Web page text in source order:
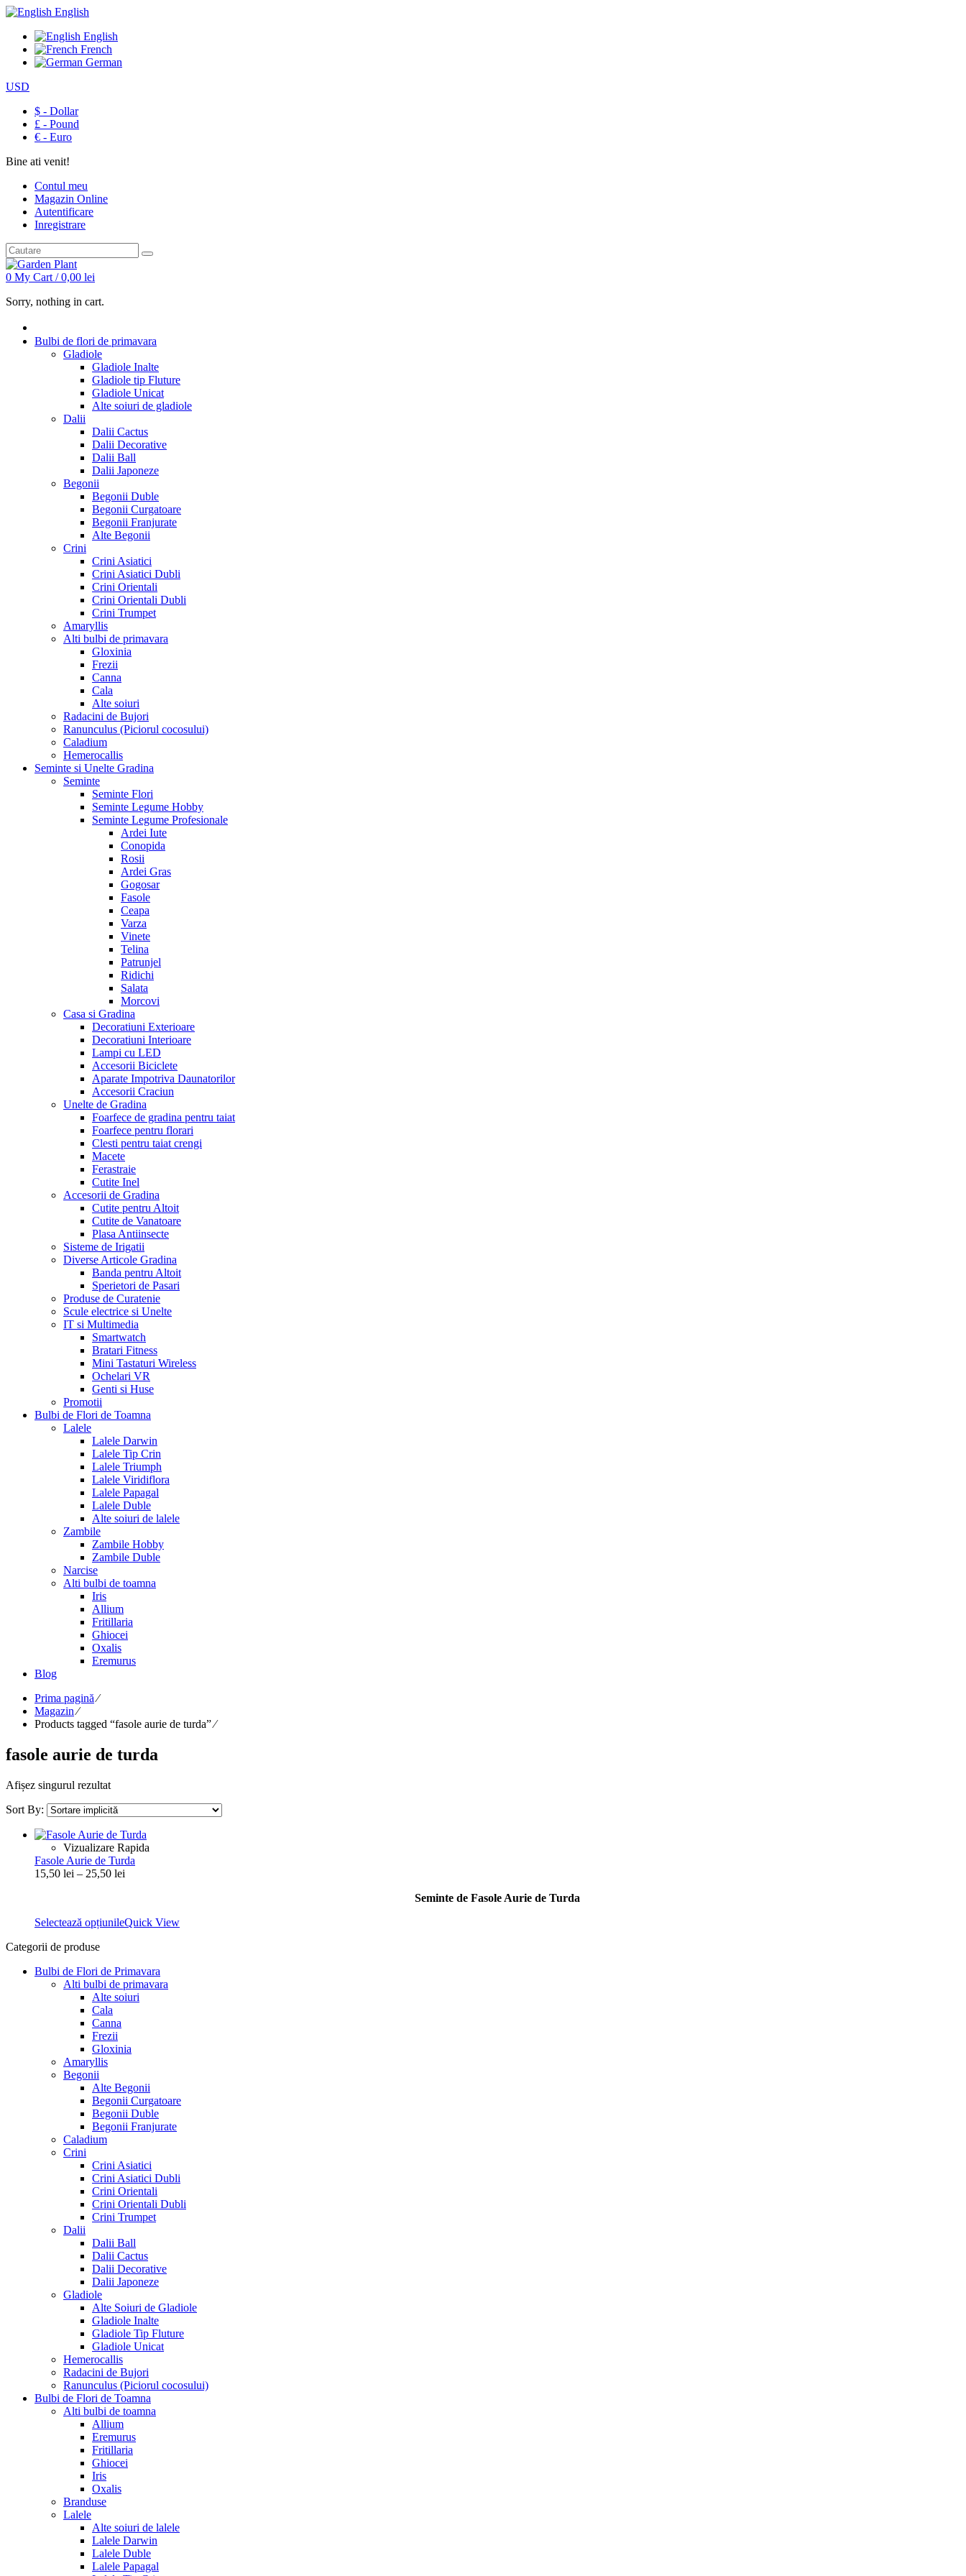
English
English
French
German
USD
$ - Dollar
£ - Pound
€ - Euro
Bine ati venit!
Contul meu
Magazin Online
Autentificare
Inregistrare
0 My Cart /0,00 lei
Sorry, nothing in cart.
Bulbi de flori de primavara
Gladiole
Gladiole Inalte
Gladiole tip Fluture
Gladiole Unicat
Alte soiuri de gladiole
Dalii
Dalii Cactus
Dalii Decorative
Dalii Ball
Dalii Japoneze
Begonii
Begonii Duble
Begonii Curgatoare
Begonii Franjurate
Alte Begonii
Crini
Crini Asiatici
Crini Asiatici Dubli
Crini Orientali
Crini Orientali Dubli
Crini Trumpet
Amaryllis
Alti bulbi de primavara
Gloxinia
Frezii
Canna
Cala
Alte soiuri
Radacini de Bujori
Ranunculus (Piciorul cocosului)
Caladium
Hemerocallis
Seminte si Unelte Gradina
Seminte
Seminte Flori
Seminte Legume Hobby
Seminte Legume Profesionale
Ardei Iute
Conopida
Rosii
Ardei Gras
Gogosar
Fasole
Ceapa
Varza
Vinete
Telina
Patrunjel
Ridichi
Salata
Morcovi
Casa si Gradina
Decoratiuni Exterioare
Decoratiuni Interioare
Lampi cu LED
Accesorii Biciclete
Aparate Impotriva Daunatorilor
Accesorii Craciun
Unelte de Gradina
Foarfece de gradina pentru taiat
Foarfece pentru florari
Clesti pentru taiat crengi
Macete
Ferastraie
Cutite Inel
Accesorii de Gradina
Cutite pentru Altoit
Cutite de Vanatoare
Plasa Antiinsecte
Sisteme de Irigatii
Diverse Articole Gradina
Banda pentru Altoit
Sperietori de Pasari
Produse de Curatenie
Scule electrice si Unelte
IT si Multimedia
Smartwatch
Bratari Fitness
Mini Tastaturi Wireless
Ochelari VR
Genti si Huse
Promotii
Bulbi de Flori de Toamna
Lalele
Lalele Darwin
Lalele Tip Crin
Lalele Triumph
Lalele Viridiflora
Lalele Papagal
Lalele Duble
Alte soiuri de lalele
Zambile
Zambile Hobby
Zambile Duble
Narcise
Alti bulbi de toamna
Iris
Allium
Fritillaria
Ghiocei
Oxalis
Eremurus
Blog
Prima pagină⁄
Magazin ⁄
Products tagged “fasole aurie de turda”⁄
fasole aurie de turda
Afișez singurul rezultat
Sort By:
Vizualizare Rapida
Fasole Aurie de Turda
15,50 lei – 25,50 lei
până
Seminte de Fasole Aurie de Turda
Selectează opțiunileQuick View
Categorii de produse
Bulbi de Flori de Primavara
Alti bulbi de primavara
Alte soiuri
Cala
Canna
Frezii
Gloxinia
Amaryllis
Begonii
Alte Begonii
Begonii Curgatoare
Begonii Duble
Begonii Franjurate
Caladium
Crini
Crini Asiatici
Crini Asiatici Dubli
Crini Orientali
Crini Orientali Dubli
Crini Trumpet
Dalii
Dalii Ball
Dalii Cactus
Dalii Decorative
Dalii Japoneze
Gladiole
Alte Soiuri de Gladiole
Gladiole Inalte
Gladiole Tip Fluture
Gladiole Unicat
Hemerocallis
Radacini de Bujori
Ranunculus (Piciorul cocosului)
Bulbi de Flori de Toamna
Alti bulbi de toamna
Allium
Eremurus
Fritillaria
Ghiocei
Iris
Oxalis
Branduse
Lalele
Alte soiuri de lalele
Lalele Darwin
Lalele Duble
Lalele Papagal